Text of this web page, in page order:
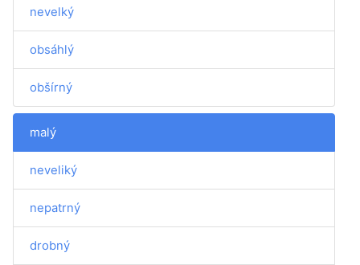
nevelký
obsáhlý
obšírný
malý
neveliký
nepatrný
drobný